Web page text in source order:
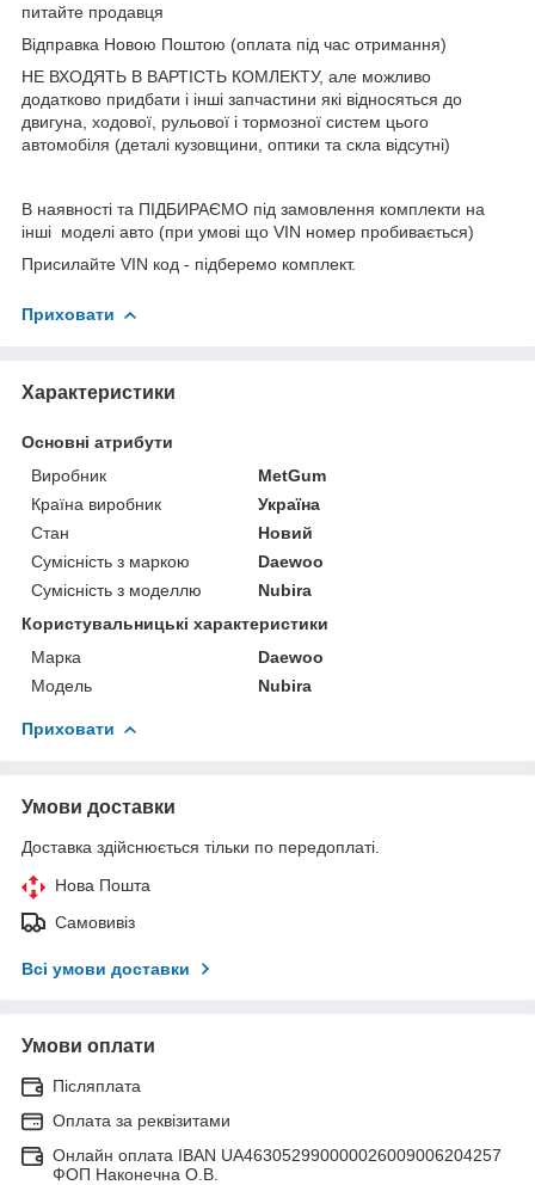
питайте продавця
Відправка Новою Поштою (оплата під час отримання)
НЕ ВХОДЯТЬ В ВАРТІСТЬ КОМЛЕКТУ, але можливо
додатково придбати і інші запчастини які відносяться до
двигуна, ходової, рульової і тормозної систем цього
автомобіля (деталі кузовщини, оптики та скла відсутні)
В наявності та ПІДБИРАЄМО під замовлення комплекти на
інші моделі авто (при умові що VIN номер пробивається)
Присилайте VIN код - підберемо комплект.
Приховати
Характеристики
Основні атрибути
Виробник
MetGum
Країна виробник
Україна
Стан
Новий
Сумісність з маркою
Daewoo
Сумісність з моделлю
Nubira
Користувальницькі характеристики
Марка
Daewoo
Модель
Nubira
Приховати
Умови доставки
Доставка здійснюється тільки по передоплаті.
Нова Пошта
Самовивіз
Всі умови доставки
Умови оплати
Післяплата
Оплата за реквізитами
Онлайн оплата IBAN UA463052990000026009006204257
ФОП Наконечна О.В.